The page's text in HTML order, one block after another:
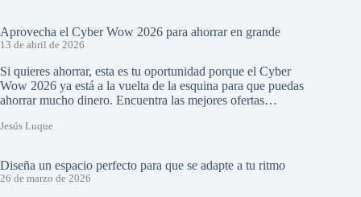
Aprovecha el Cyber Wow 2026 para ahorrar en grande
13 de abril de 2026
Si quieres ahorrar, esta es tu oportunidad porque el Cyber
Wow 2026 ya está a la vuelta de la esquina para que puedas
ahorrar mucho dinero. Encuentra las mejores ofertas…
Jesús Luque
Diseña un espacio perfecto para que se adapte a tu ritmo
26 de marzo de 2026